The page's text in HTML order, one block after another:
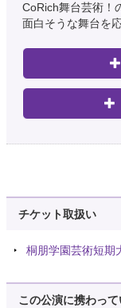
CoRich舞台芸術！
面白そうな舞台を
チケット取扱い
桐朋学園芸術短
この公演に携わっ